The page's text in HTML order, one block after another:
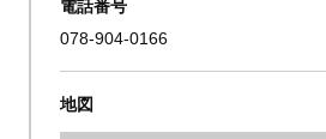
078-904-0166
地図